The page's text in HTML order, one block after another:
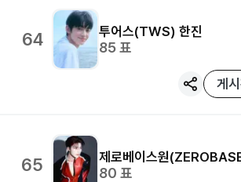
64 투어스(TWS) 한진
85표
게
65 제로베이스원
80 표